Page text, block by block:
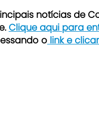
notícias de
Clique aqui para
o link e